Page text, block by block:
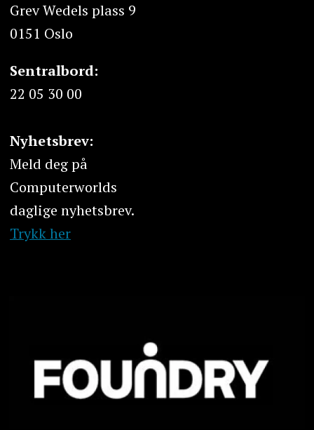
Grev Wedels plass 9
0151 Oslo
Sentralbord:
22 05 30 00
Nyhetsbrev:
Meld deg på
Computerworlds
daglige nyhetsbrev.
Trykk her